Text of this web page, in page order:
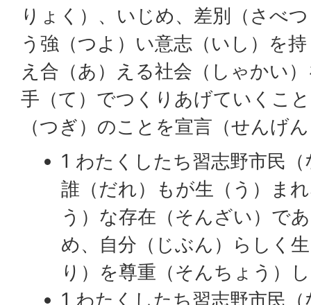
りょく）、いじめ、差別（さべ
う強（つよ）い意志（いし）を
え合（あ）える社会（しゃかい
手（て）でつくりあげていくこ
（つぎ）のことを宣言（せんげ
1 わたくしたち習志野市民
誰（だれ）もが生（う）ま
う）な存在（そんざい）で
め、自分（じぶん）らしく
り）を尊重（そんちょう）
1 わたくしたち習志野市民